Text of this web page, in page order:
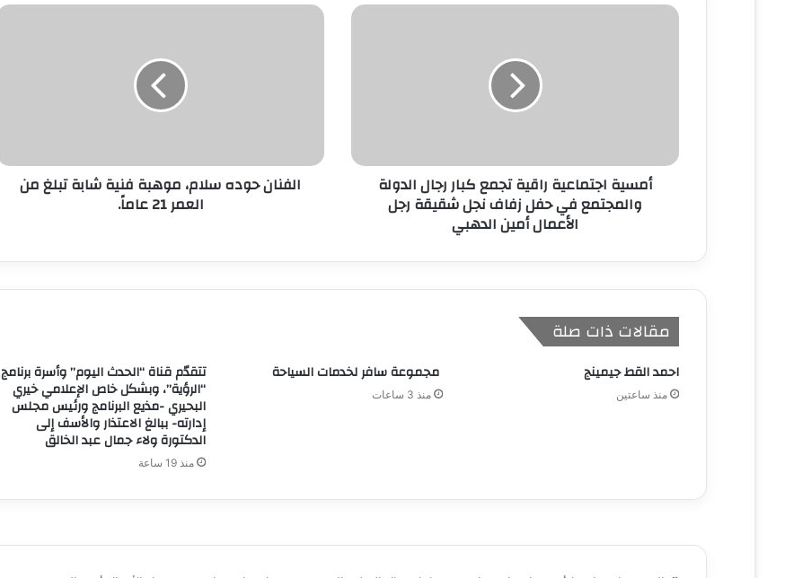
ا
أمسية اجتماعية راقية تجمع كبار رجال الدولة
والمجتمع في حفل زفاف نجل شقيقة رجل
الأعمال أمين الدهبي
الفنان حوده سلام، موهبة فنية شابة تبلغ من
العمر 21 عاماً.
مقالات ذات صلة
احمد القط جيمينج
منذ ساعتين
مجموعة سافر لخدمات السياحة
منذ 3 ساعات
تتقدّم قناة “الحدث اليوم” وأسرة برنامج
“الرؤية”، وبشكل خاص الإعلامي خيري
البحيري -مذيع البرنامج ورئيس مجلس
إدارته- ببالغ الاعتذار والأسف إلى
الدكتورة ولاء جمال عبد الخالق
منذ 19 ساعة